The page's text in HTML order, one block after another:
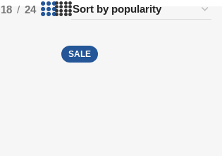
18 24
SALE